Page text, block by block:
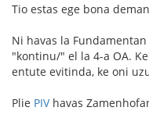
Tio estas ege bona
Ni havas la
"kontinu/" el la 4-a OA.
entute evitinda, ke oni
Plie PIVhavas